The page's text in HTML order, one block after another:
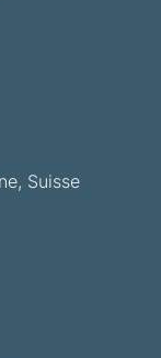
Suisse